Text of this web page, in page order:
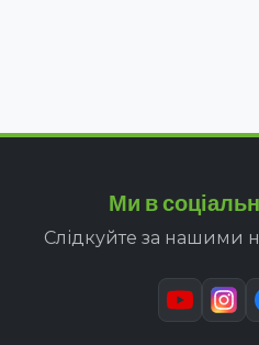
Ми в
Слідкуйте за нашими